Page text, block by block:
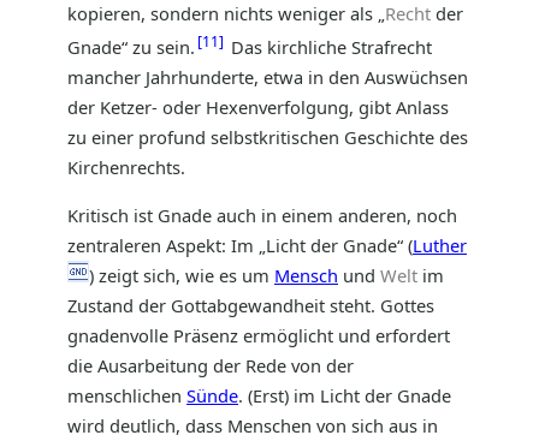
kopieren, sondern nichts weniger als „Recht der
Gnade“ zu sein. 11
Das kirchliche Strafrecht
mancher Jahrhunderte, etwa in den Auswüchsen
der Ketzer- oder Hexenverfolgung, gibt Anlass
zu einer profund selbstkritischen Geschichte des
Kirchenrechts.
Kritisch ist Gnade auch in einem anderen, noch
zentraleren Aspekt: Im „Licht der Gnade“ (Luther
) zeigt sich, wie es um Mensch und Welt im
Zustand der Gottabgewandheit steht. Gottes
gnadenvolle Präsenz ermöglicht und erfordert
die Ausarbeitung der Rede von der
menschlichen Sünde. (Erst) im Licht der Gnade
wird deutlich, dass Menschen von sich aus in